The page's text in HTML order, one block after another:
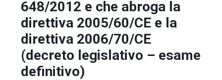
648/2012 e che abroga la
direttiva 2005/60/CE e la
direttiva 2006/70/CE
(decreto legislativo – esame
definitivo)